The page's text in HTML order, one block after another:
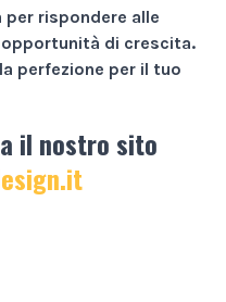
rispondere alle
di crescita.
perfezione per il tuo
il nostro sito